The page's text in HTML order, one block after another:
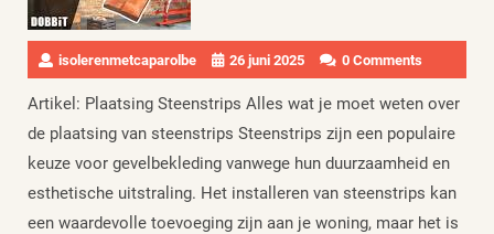
isolerenmetcaparolbe 26 juni 2025 0 Comments
Artikel: Plaatsing Steenstrips Alles wat je moet weten over
de plaatsing van steenstrips Steenstrips zijn een populaire
keuze voor gevelbekleding vanwege hun duurzaamheid en
esthetische uitstraling. Het installeren van steenstrips kan
een waardevolle toevoeging zijn aan je woning, maar het is